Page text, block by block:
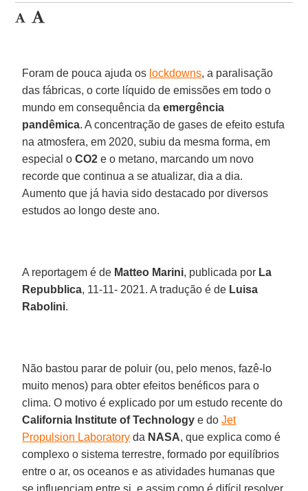
Foram de pouca ajuda os lockdowns, a paralisação
das fábricas, o corte líquido de emissões em todo o
mundo em consequência daemergência
pandêmica. A concentração de gases de efeito estufa
na atmosfera, em 2020, subiu da mesma forma, em
especial oCO2 e o metano, marcando um novo
recorde que continua a se atualizar, dia a dia.
Aumento que já havia sido destacado por diversos
estudos ao longo deste ano.
A reportagem é de Matteo Marini, publicada por La
Repubblica, 11-11- 2021. A tradução é de Luisa
Rabolini.
Não bastou parar de poluir (ou, pelo menos, fazê-lo
muito menos) para obter efeitos benéficos para o
clima. O motivo é explicado por um estudo recente do
California Institute of Technology e doJet
Propulsion Laboratory da NASA, que explica como é
complexo o sistema terrestre, formado por equilíbrios
entre o ar, os oceanos e as atividades humanas que
se influenciam entre si, e assim como é difícil resolver